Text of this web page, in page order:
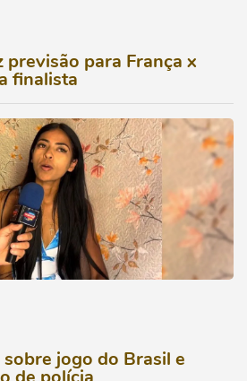
previsão para França x
finalista
jogo do Brasil e